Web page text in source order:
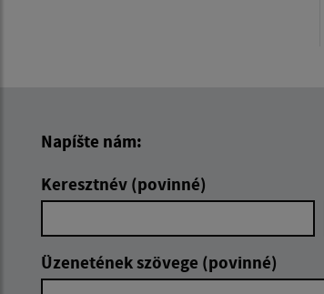
Napíšte nám:
Keresztnév (povinné)
Üzenetének szövege (povinné)